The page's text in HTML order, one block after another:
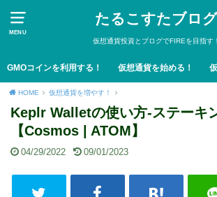
MENU
たるこすたブログ
仮想通貨投資とブログでFIREを目指す！
GMOコインを利用する！ 仮想通貨を始める！
HOME 仮想通貨を増やす！
Keplr Walletの使い方-ステーキ
【Cosmos | ATOM】
04/29/2022 09/01/2023